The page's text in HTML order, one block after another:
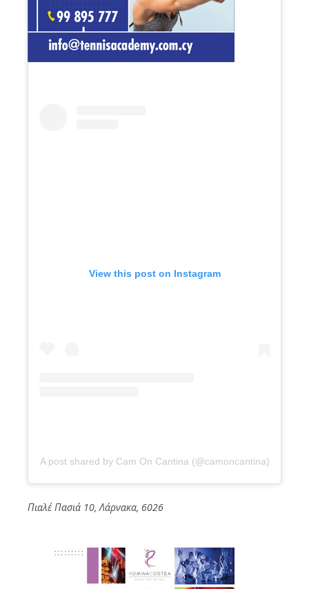
View this post on Instagram
A post shared by Cam On Cantina (@camoncantina)
Πιαλέ Πασιά 10, Λάρνακα, 6026